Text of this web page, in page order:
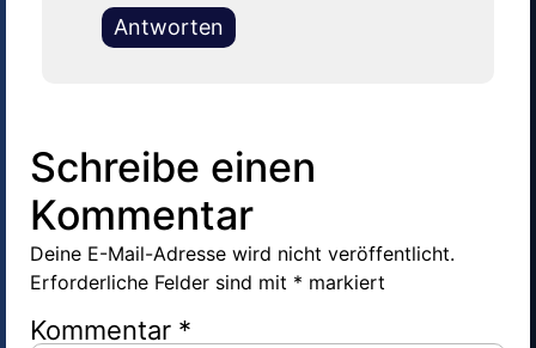
Antworten
Schreibe einen
Kommentar
Deine E-Mail-Adresse wird nicht veröffentlicht.
Erforderliche Felder sind mit * markiert
Kommentar *